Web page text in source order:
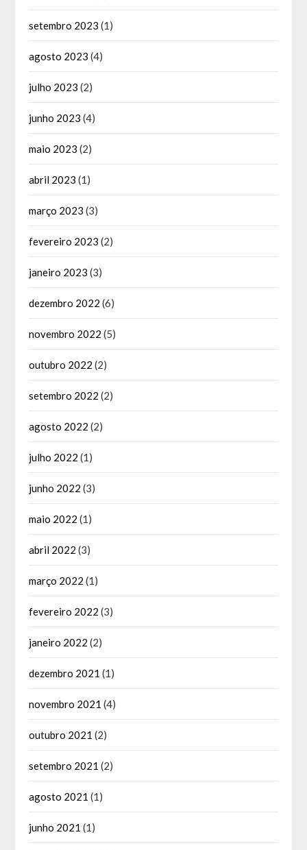
setembro 2023 (1)
agosto 2023 (4)
julho 2023 (2)
junho 2023 (4)
maio 2023 (2)
abril 2023 (1)
março 2023 (3)
fevereiro 2023 (2)
janeiro 2023 (3)
dezembro 2022 (6)
novembro 2022 (5)
outubro 2022 (2)
setembro 2022 (2)
agosto 2022 (2)
julho 2022 (1)
junho 2022 (3)
maio 2022 (1)
abril 2022 (3)
março 2022 (1)
fevereiro 2022 (3)
janeiro 2022 (2)
dezembro 2021 (1)
novembro 2021 (4)
outubro 2021 (2)
setembro 2021 (2)
agosto 2021 (1)
junho 2021 (1)